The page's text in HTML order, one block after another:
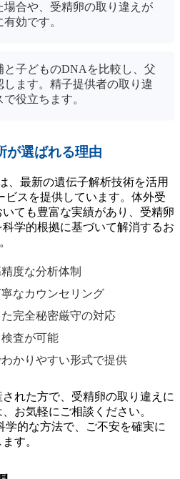
場合や、受精卵の取り違えが
効です。
と子どものDNAを比較し、父
ます。精子提供者の取り違
役立ちます。
が選ばれる理由
、最新の遺伝子解析技術を活用
ビスを提供しています。体外受
ても豊富な実績があり、受精卵
学的根拠に基づいて解消するお
度な分析体制
なカウンセリング
完全秘密厳守の対応
査が可能
かりやすい形式で提供
れた方で、受精卵の取り違えに
お気軽にご相談ください。
的な方法で、ご不安を確実に
す。